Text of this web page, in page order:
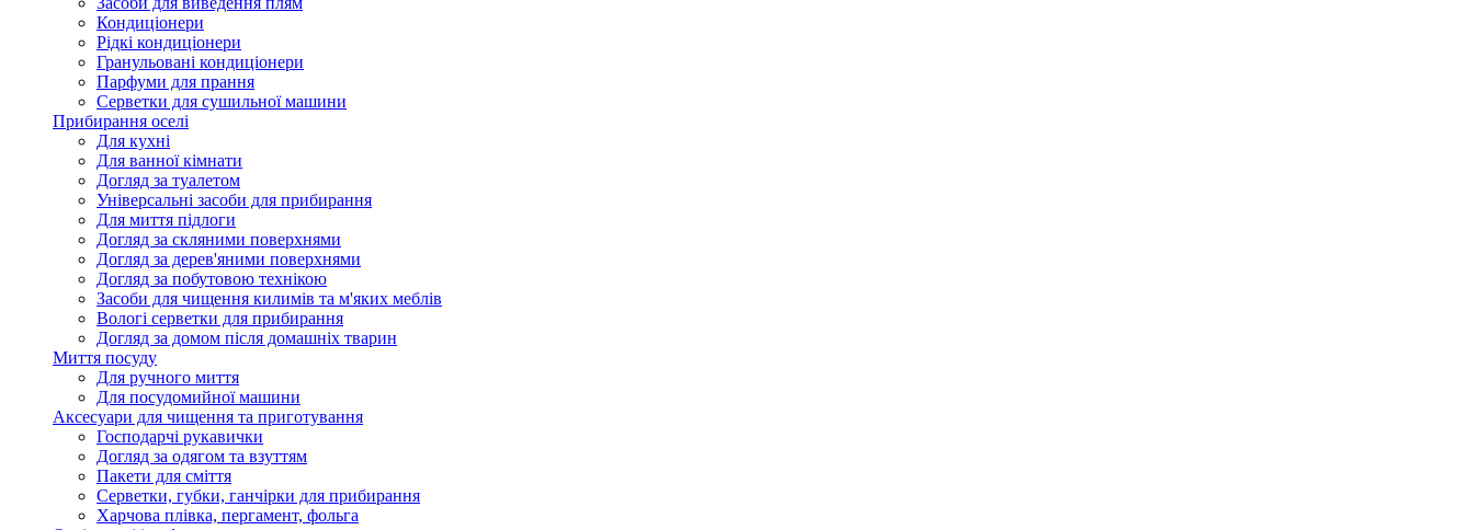
Кондиціонери
Рідкі кондиціонери
Гранульовані кондиціонери
Парфуми для прання
Серветки для сушильної машини
Прибирання оселі
Для кухні
Для ванної кімнати
Догляд за туалетом
Універсальні засоби для прибирання
Для миття підлоги
Догляд за скляними поверхнями
Догляд за дерев'яними поверхнями
Догляд за побутовою технікою
Засоби для чищення килимів та м'яких меблів
Вологі серветки для прибирання
Догляд за домом після домашніх тварин
Миття посуду
Для ручного миття
Для посудомийної машини
Аксесуари для чищення та приготування
Господарчі рукавички
Догляд за одягом та взуттям
Пакети для сміття
Серветки, губки, ганчірки для прибирання
Харчова плівка, пергамент, фольга